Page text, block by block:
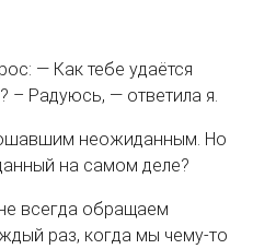
— Как тебе удаётся
– Радуюсь, — ответила я.
неожиданным. Но
на самом деле?
всегда обращаем
раз, когда мы чему-то